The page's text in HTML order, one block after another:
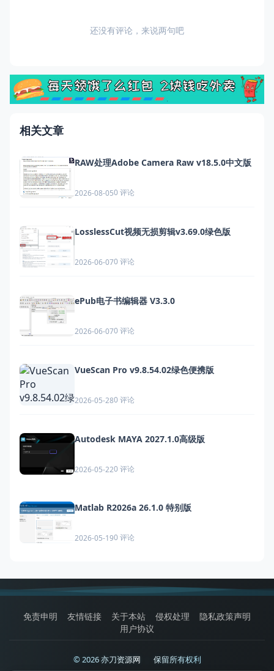
还没有评论，来说两句吧
相关文章
RAW处理Adobe Camera Raw v18.5.0中文版
2026-08-050 评论
LosslessCut视频无损剪辑v3.69.0绿色版
2026-06-070 评论
ePub电子书编辑器 V3.3.0
2026-06-070 评论
VueScan Pro v9.8.54.02绿色便携版
2026-05-280 评论
Autodesk MAYA 2027.1.0高级版
2026-05-220 评论
Matlab R2026a 26.1.0 特别版
2026-05-190 评论
免责申明 友情链接 关于本站 侵权处理
隐私政策声明
用户协议
© 2026 亦刀资源网 保留所有权利